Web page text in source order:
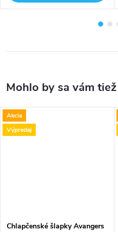
Akcia
Výpredaj
Chlapčenské šlapky Avangers